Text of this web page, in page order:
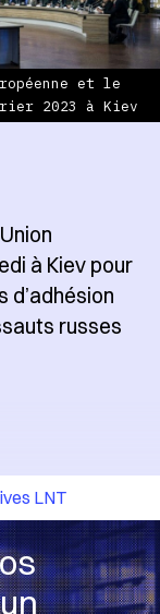
et le
2023 à Kiev
à Kiev pour
d’adhésion
russes
LNT